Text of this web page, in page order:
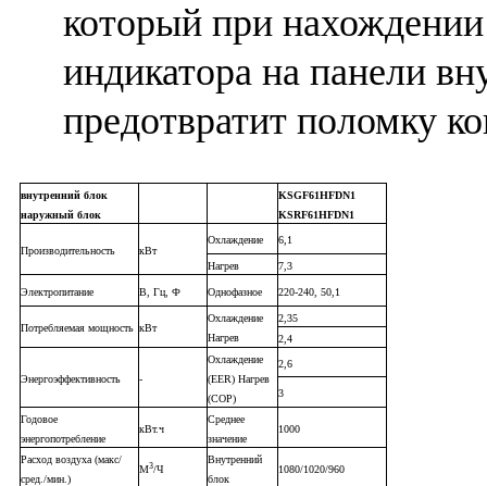
который при
индикатора на панели
предотвратит поломку
внутренний блок
наружный блок
KSGF61HFDN1
KSRF61HFDN1
Производительность кВт
Охлаждение 6,1
Нагрев 7,3
Электропитание В, Гц, Ф Однофазное 220-240, 50,1
Потребляемая мощность кВт
Охлаждение
Нагрев
2,35
2,4
Энергоэффективность -
Охлаждение
(EER) Нагрев
(СОР)
2,6
3
Годовое
энергопотребление
кВт.ч
Среднее
значение
1000
Расход воздуха (макс/
сред./мин.)
М3/Ч
Внутренний
блок
1080/1020/960